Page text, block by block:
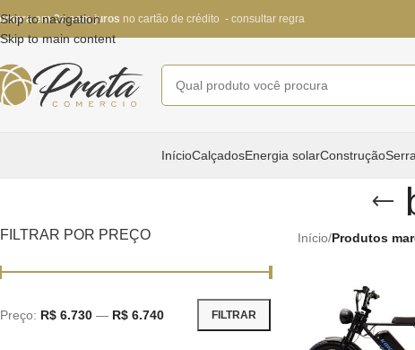
Skip to navigation
Skip to main content
em 3x sem juros no cartão de crédito - consultar regra
InícioCalçadosEnergia solarConstrução
FILTRAR POR PREÇO
FILTRAR
Preço: R$ 6.730 — R$ 6.740
Início/Produtos